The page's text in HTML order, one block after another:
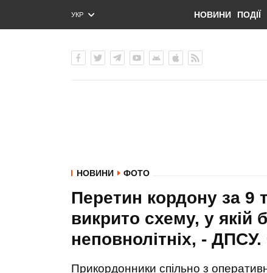
УКР
ENG
НОВИНИ ПОДІЇ
НОВИНИ ФОТО
Перетин кордону за 9
викрито схему, у якій
неповнолітніх, -
Прикордонники спільно з